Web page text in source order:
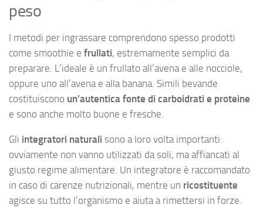
peso
I metodi per ingrassare comprendono spesso prodotti
come smoothie e frullati, estremamente semplici da
preparare. L’ideale è un frullato all’avena e alle nocciole,
oppure uno all’avena e alla banana. Simili bevande
costituiscono un’autentica fonte di carboidrati e proteine
e sono anche molto buone e fresche.
Gli integratori naturali sono a loro volta importanti:
ovviamente non vanno utilizzati da soli, ma affiancati al
giusto regime alimentare. Un integratore è raccomandato
in caso di carenze nutrizionali, mentre un ricostituente
agisce su tutto l’organismo e aiuta a rimettersi in forze.